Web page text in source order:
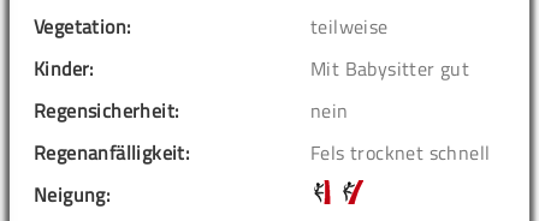
Vegetation:
teilweise
Kinder:
Mit Babysitter gut
Regensicherheit:
nein
Regenanfälligkeit:
Fels trocknet schnell
Neigung: